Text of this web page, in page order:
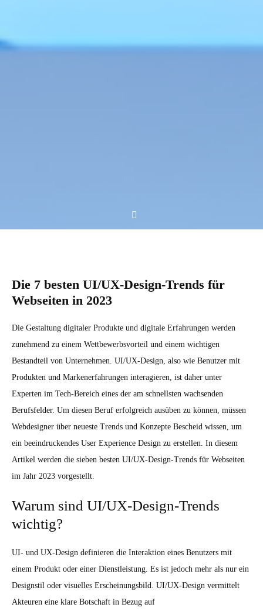
Die 7 besten UI/UX-Design-Trends für
Webseiten in 2023
Die Gestaltung digitaler Produkte und digitale Erfahrungen werden
zunehmend zu einem Wettbewerbsvorteil und einem wichtigen
Bestandteil von Unternehmen. UI/UX-Design, also wie Benutzer mit
Produkten und Markenerfahrungen interagieren, ist daher unter
Experten im Tech-Bereich eines der am schnellsten wachsenden
Berufsfelder. Um diesen Beruf erfolgreich ausüben zu können, müssen
Webdesigner über neueste Trends und Konzepte Bescheid wissen, um
ein beeindruckendes User Experience Design zu erstellen. In diesem
Artikel werden die sieben besten UI/UX-Design-Trends für Webseiten
im Jahr 2023 vorgestellt.
Warum sind UI/UX-Design-Trends
wichtig?
UI- und UX-Design definieren die Interaktion eines Benutzers mit
einem Produkt oder einer Dienstleistung. Es ist jedoch mehr als nur ein
Designstil oder visuelles Erscheinungsbild. UI/UX-Design vermittelt
Akteuren eine klare Botschaft in Bezug auf